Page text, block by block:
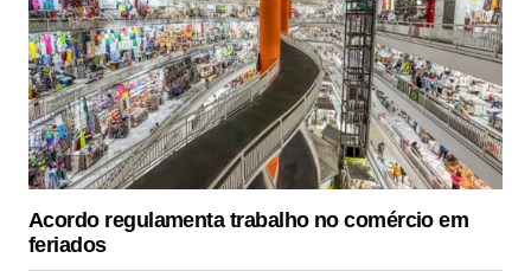
Acordo regulamenta trabalho no comércio em
feriados